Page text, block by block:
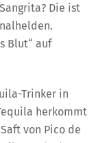
Die ist
Blut“ auf
Trinker in
herkommt
von Pico de